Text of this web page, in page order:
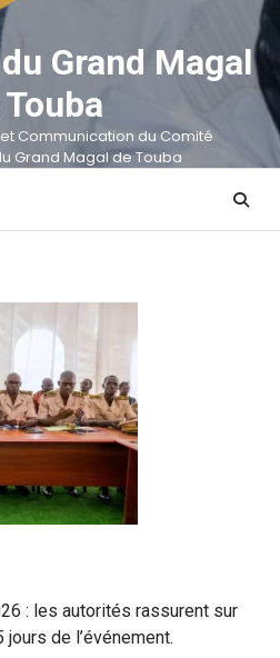
Grand Magal
Communication du Comité
Grand Magal de Touba
: les autorités rassurent sur
de l’événement.